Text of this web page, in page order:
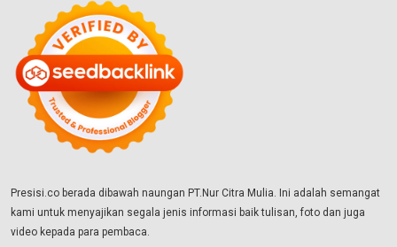
Presisi.co berada dibawah naungan PT.Nur Citra Mulia. Ini adalah semangat
kami untuk menyajikan segala jenis informasi baik tulisan, foto dan juga
video kepada para pembaca.